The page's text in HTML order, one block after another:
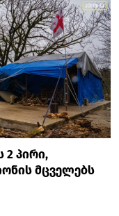
2 პირი,
მცველებს